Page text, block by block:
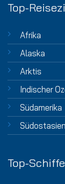
Top-
Afrika
Alaska
Arktis
Indischer
Südamerika
Südostasien
Top-Schiffe